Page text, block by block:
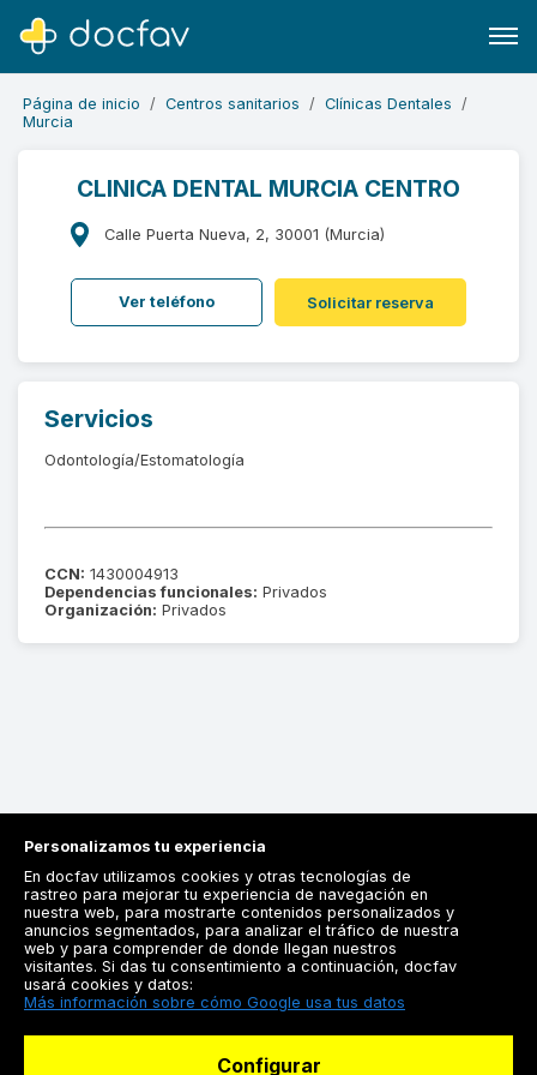
Página de inicio Centros sanitarios
Clínicas Dentales
Murcia
CLINICA DENTAL MURCIA CENTRO
Calle Puerta Nueva, 2, 30001 (Murcia)
Ver teléfono Solicitar reserva
Servicios
Odontología/Estomatología
CCN: 1430004913
Dependencias funcionales: Privados
Organización: Privados
Registrarse
Docfav
Personalizamos tu experiencia
En docfav utilizamos cookies y otras tecnologías de
rastreo para mejorar tu experiencia de navegación en
nuestra web, para mostrarte contenidos personalizados y
anuncios segmentados, para analizar el tráfico de nuestra
web y para comprender de donde llegan nuestros
visitantes. Si das tu consentimiento a continuación, docfav
usará cookies y datos:
Más información sobre cómo Google usa tus datos
Configurar